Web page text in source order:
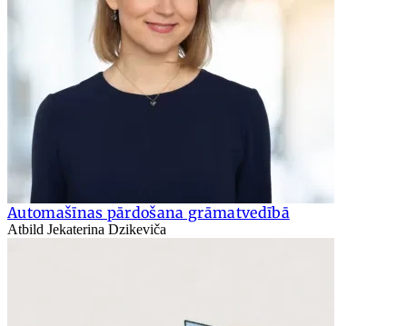
Automašīnas pārdošana grāmatvedībā
Atbild Jekaterina Dzikeviča